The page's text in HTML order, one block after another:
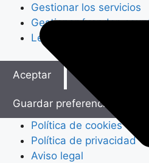
Gestionar los servicios
Gestionar
Leer más sobre estos
Aceptar
Guardar preferencias
Política de cookies
Política de privacidad
Aviso legal